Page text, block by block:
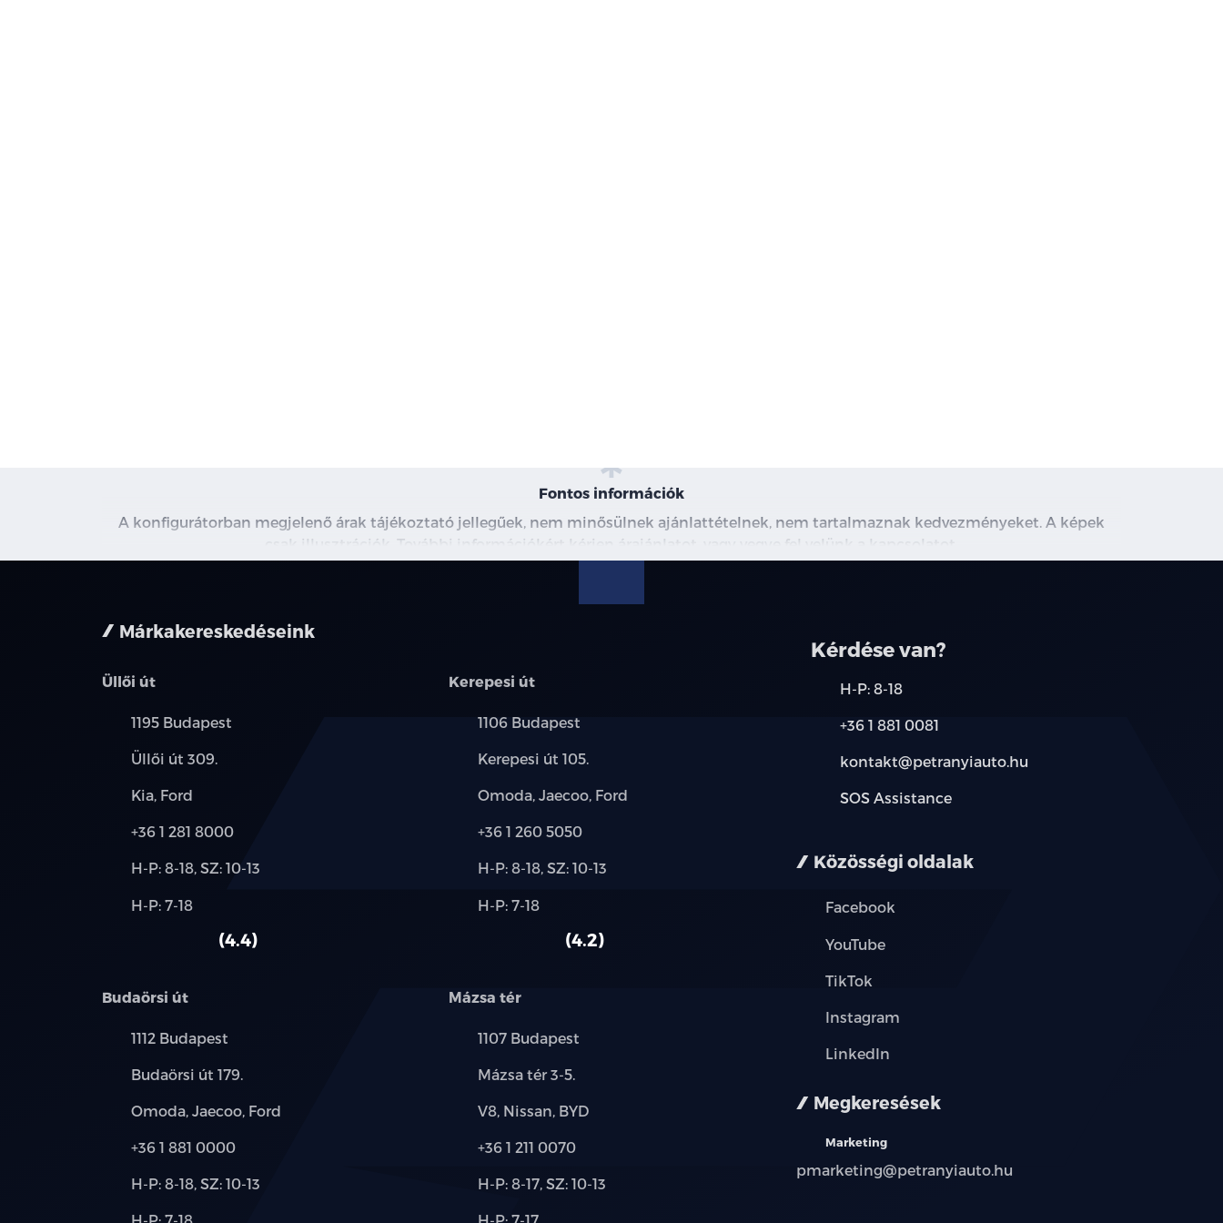
Fontos információk
A konfigurátorban megjelenő árak tájékoztató jellegűek, nem minősülnek ajánlattételnek, nem tartalmaznak kedvezményeket. A képek
csak illusztrációk. További információkért kérjen árajánlatot, vagy vegye fel velünk a kapcsolatot.
Márkakereskedéseink
Üllői út
Település:
1195 Budapest
Cím:
Üllői út 309.
Márkák:
Kia, Ford
Telefon:
+36 1 281 8000
Új-
használt
H-P: 8-18, SZ: 10-13
Alkatrész,
H-P: 7-18
4.4
Kerepesi út
Település:
1106 Budapest
Cím:
Kerepesi út 105.
Márkák:
Omoda, Jaecoo, Ford
Telefon:
+36 1 260 5050
Új-
használt
H-P: 8-18, SZ: 10-13
Alkatrész,
H-P: 7-18
4.2
Budaörsi út
Település:
1112 Budapest
Cím:
Budaörsi út 179.
Márkák:
Omoda, Jaecoo, Ford
Telefon:
+36 1 881 0000
Új-
H-P: 8-18, SZ: 10-13
Alkatrész,
Mázsa tér
Település:
1107 Budapest
Cím:
Mázsa tér 3-5.
Márkák:
V8, Nissan, BYD
Telefon:
+36 1 211 0070
Új-
H-P: 8-17, SZ: 10-13
Alkatrész,
Kérdése van?
H-P: 8-18
+36 1 881 0081
kontakt@petranyiauto.hu
SOS Assistance
Közösségi oldalak
Facebook
YouTube
TikTok
Instagram
LinkedIn
Megkeresések
Marketing
pmarketing@petranyiauto.hu